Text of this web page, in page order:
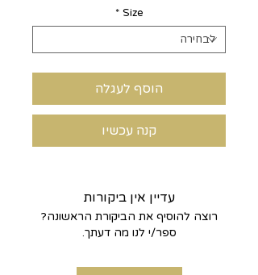
Size
*
הוסף לעגלה
קנה עכשיו
עדיין אין ביקורות
רוצה להוסיף את הביקורת הראשונה?
ספר/י לנו מה דעתך.